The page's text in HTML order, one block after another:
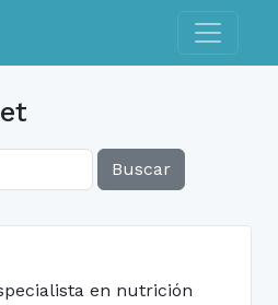
Toggle
Buscar
en nutrición